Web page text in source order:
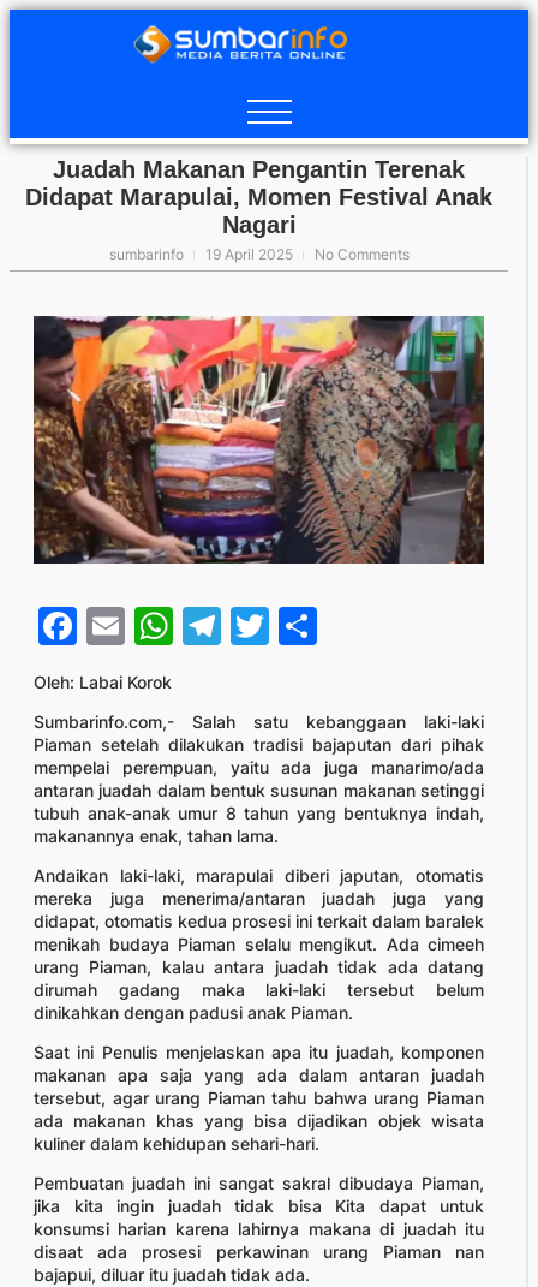
Juadah Makanan Pengantin Terenak
Didapat Marapulai, Momen Festival Anak
Nagari
sumbarinfo 19 April 2025 No Comments
Facebook
EmailWhatsApp
Telegram
Twitter
Oleh: Labai Korok
Sumbarinfo.com,- Salah satu kebanggaan laki-laki
Piaman setelah dilakukan tradisi bajaputan dari pihak
mempelai perempuan, yaitu ada juga manarimo/ada
antaran juadah dalam bentuk susunan makanan setinggi
tubuh anak-anak umur 8 tahun yang bentuknya indah,
makanannya enak, tahan lama.
Andaikan laki-laki, marapulai diberi japutan, otomatis
mereka juga menerima/antaran juadah juga yang
didapat, otomatis kedua prosesi ini terkait dalam baralek
menikah budaya Piaman selalu mengikut. Ada cimeeh
urang Piaman, kalau antara juadah tidak ada datang
dirumah gadang maka laki-laki tersebut belum
dinikahkan dengan padusi anak Piaman.
Saat ini Penulis menjelaskan apa itu juadah, komponen
makanan apa saja yang ada dalam antaran juadah
tersebut, agar urang Piaman tahu bahwa urang Piaman
ada makanan khas yang bisa dijadikan objek wisata
kuliner dalam kehidupan sehari-hari.
Pembuatan juadah ini sangat sakral dibudaya Piaman,
jika kita ingin juadah tidak bisa Kita dapat untuk
konsumsi harian karena lahirnya makana di juadah itu
disaat ada prosesi perkawinan urang Piaman nan
bajapui, diluar itu juadah tidak ada.